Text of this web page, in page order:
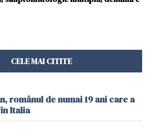
CELE MAI CITITE
românul de numai 19 ani care a
Italia